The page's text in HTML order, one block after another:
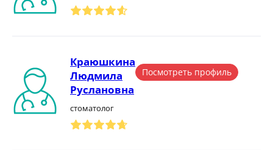
Краюшкина
Людмила
Руслановна
стоматолог
Посмотреть профиль